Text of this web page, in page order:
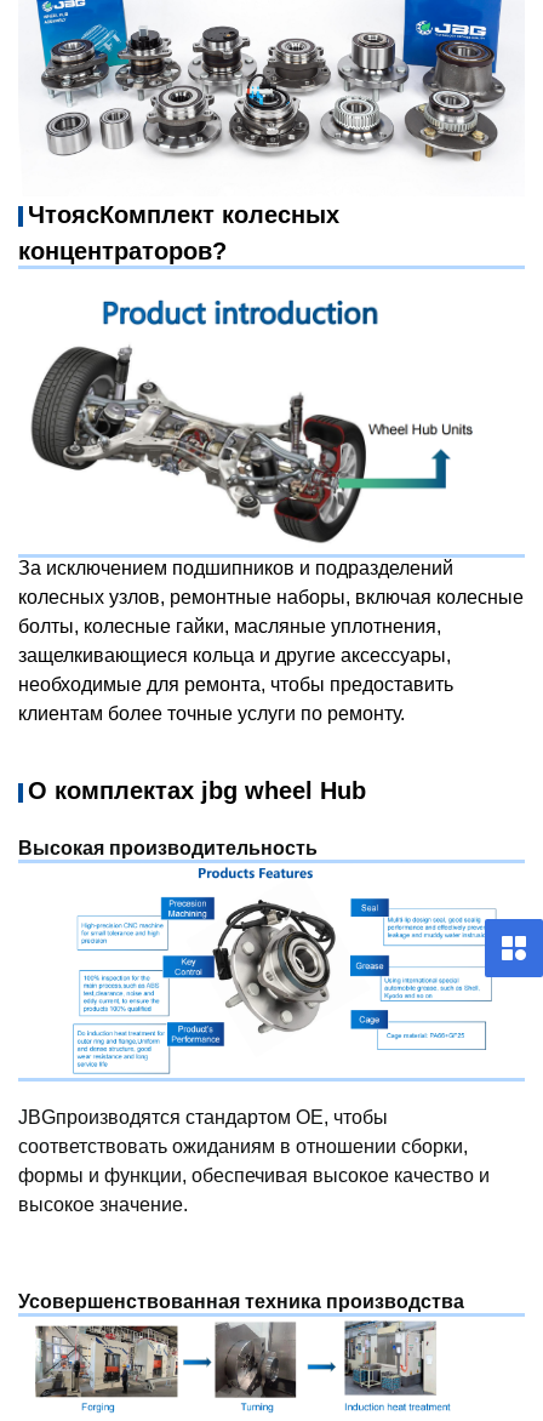
ЧтоясКомплект колесных
концентраторов?
За исключением подшипников и подразделений
колесных узлов, ремонтные наборы, включая колесные
болты, колесные гайки, масляные уплотнения,
защелкивающиеся кольца и другие аксессуары,
необходимые для ремонта, чтобы предоставить
клиентам более точные услуги по ремонту.
О комплектах jbg wheel Hub
Высокая производительность
JBGпроизводятся стандартом OE, чтобы
соответствовать ожиданиям в отношении сборки,
формы и функции, обеспечивая высокое качество и
высокое значение.
Усовершенствованная техника производства